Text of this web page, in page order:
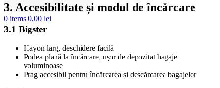
0 items 0,00 lei
3. Accesibilitate și modul de încărcare
3.1 Bigster
Hayon larg, deschidere facilă
Podea plană la încărcare, ușor de depozitat bagaje
voluminoase
Prag accesibil pentru încărcarea și descărcarea bagajelor